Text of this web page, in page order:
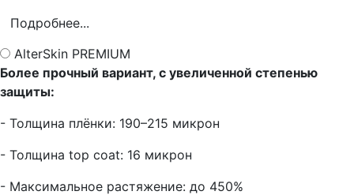
Подробнее...
AlterSkin PREMIUM
Более прочный вариант, с увеличенной степенью
защиты:
- Толщина плёнки: 190–215 микрон
- Толщина top coat: 16 микрон
- Максимальное растяжение: до 450%